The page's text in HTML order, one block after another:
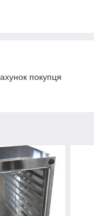
покупця